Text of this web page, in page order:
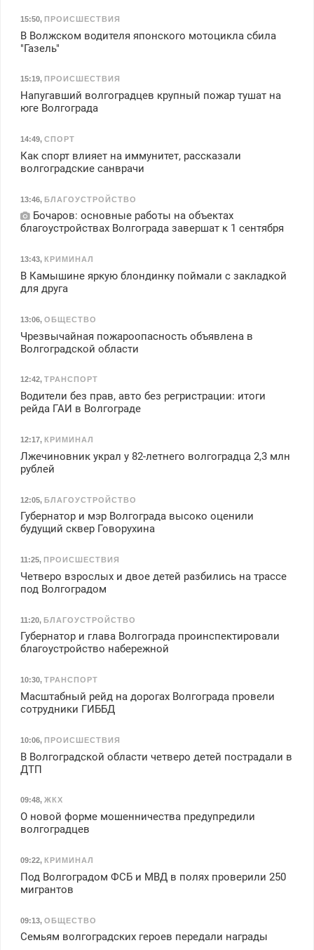
15:50, ПРОИСШЕСТВИЯ
В Волжском водителя японского мотоцикла сбила
"Газель"
15:19, ПРОИСШЕСТВИЯ
Напугавший волгоградцев крупный пожар тушат на
юге Волгограда
14:49, СПОРТ
Как спорт влияет на иммунитет, рассказали
волгоградские санврачи
13:46, БЛАГОУСТРОЙСТВО
Бочаров: основные работы на объектах
благоустройствах Волгограда завершат к 1 сентября
13:43, КРИМИНАЛ
В Камышине яркую блондинку поймали с закладкой
для друга
13:06, ОБЩЕСТВО
Чрезвычайная пожароопасность объявлена в
Волгоградской области
12:42, ТРАНСПОРТ
Водители без прав, авто без регристрации: итоги
рейда ГАИ в Волгограде
12:17, КРИМИНАЛ
Лжечиновник украл у 82-летнего волгоградца 2,3 млн
рублей
12:05, БЛАГОУСТРОЙСТВО
Губернатор и мэр Волгограда высоко оценили
будущий сквер Говорухина
11:25, ПРОИСШЕСТВИЯ
Четверо взрослых и двое детей разбились на трассе
под Волгоградом
11:20, БЛАГОУСТРОЙСТВО
Губернатор и глава Волгограда проинспектировали
благоустройство набережной
10:30, ТРАНСПОРТ
Масштабный рейд на дорогах Волгограда провели
сотрудники ГИББД
10:06, ПРОИСШЕСТВИЯ
В Волгоградской области четверо детей пострадали в
ДТП
09:48, ЖКХ
О новой форме мошенничества предупредили
волгоградцев
09:22, КРИМИНАЛ
Под Волгоградом ФСБ и МВД в полях проверили 250
мигрантов
09:13, ОБЩЕСТВО
Семьям волгоградских героев передали награды